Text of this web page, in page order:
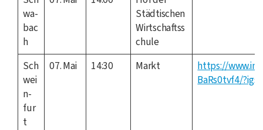
wa­
bac
h
Städ­ti­schen
Wirtschaftss
chule
Sch
wei
n­
fur
t
07. Mai 14:30 Markt
https://
BaRs0tvf4/